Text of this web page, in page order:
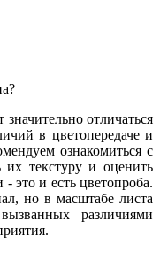
отличаться
в цветопередаче и
ознакомиться с
текстуру и оценить
это и есть цветопроба.
но в масштабе листа
различиями